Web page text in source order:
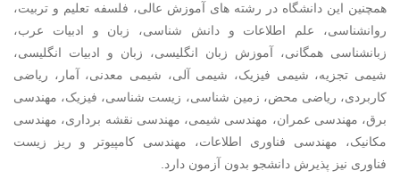
همچنین این دانشگاه در رشته های آموزش عالی، فلسفه تعلیم و تربیت،
روانشناسی، علم اطلاعات و دانش شناسی، زبان و ادبیات عرب،
زبانشناسی همگانی، آموزش زبان انگلیسی، زبان و ادبیات انگلیسی،
شیمی تجزیه، شیمی فیزیک، شیمی آلی، شیمی معدنی، آمار، ریاضی
کاربردی، ریاضی محض، زمین شناسی، زیست شناسی، فیزیک، مهندسی
برق، مهندسی عمران، مهندسی شیمی، مهندسی نقشه برداری، مهندسی
مکانیک، مهندسی فناوری اطلاعات، مهندسی کامپیوتر و ریز زیست
فناوری نیز پذیرش دانشجو بدون آزمون دارد.